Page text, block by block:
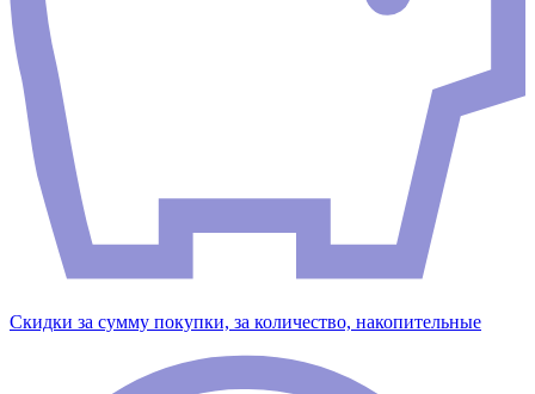
Скидки за сумму покупки, за количество, накопительные